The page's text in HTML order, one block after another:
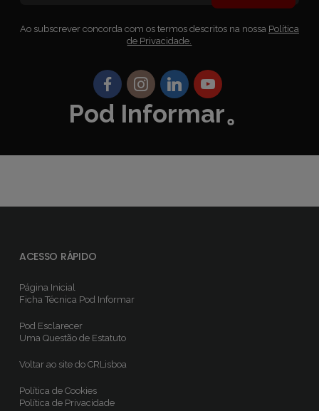
Ao subscrever concorda com os termos descritos na nossa Política
de Privacidade.
Pod Informar。
ACESSO RÁPIDO
Página Inicial
Ficha Técnica Pod Informar
Pod Esclarecer
Uma Questão de Estatuto
Voltar ao site do CRLisboa
Política de Cookies
Política de Privacidade